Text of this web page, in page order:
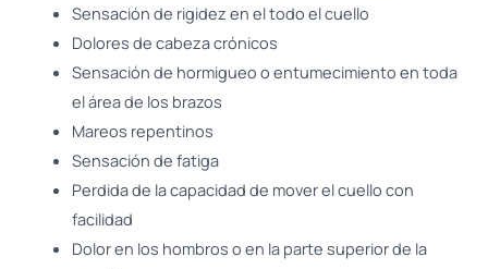
Sensación de rigidez en el todo el cuello
Dolores de cabeza crónicos
Sensación de hormigueo o entumecimiento en toda
el área de los brazos
Mareos repentinos
Sensación de fatiga
Perdida de la capacidad de mover el cuello con
facilidad
Dolor en los hombros o en la parte superior de la